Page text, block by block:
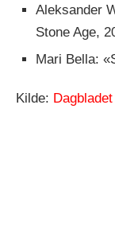
Aleksander
Stone Age,
Mari Bella:
Kilde: Dagbladet